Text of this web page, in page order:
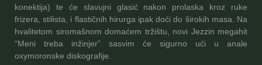
konektija) te će slavujni glasić nakon prolaska kroz ruke
frizera, stilista, i flastičnih hirurga ipak doći do širokih masa. Na
hvalitetom siromašnom domaćem tržištu, novi Jezzin megahit
“Meni treba inžinjer” sasvim će sigurno ući u anale
oxymoronske diskografije.